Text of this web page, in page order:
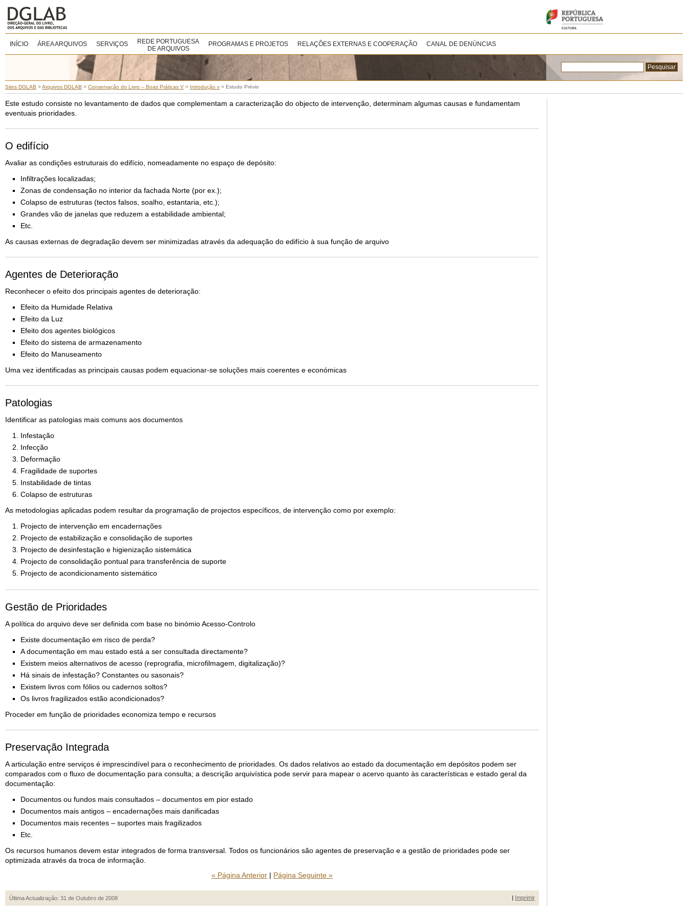
INÍCIO ÁREA ARQUIVOS SERVIÇOS
REDE PORTUGUESA
DE ARQUIVOS
PROGRAMAS E PROJETOS RELAÇÕES EXTERNAS E COOPERAÇÃO CANAL DE DENÚNCIAS
Sites DGLAB >Arquivos DGLAB > Conservação do Livro – Boas Práticas V > Introdução v > Estudo Prévio
Este estudo consiste no levantamento de dados que complementam a caracterização do objecto de intervenção, determinam algumas causas e fundamentam
eventuais prioridades.
O edifício
Avaliar as condições estruturais do edifício, nomeadamente no espaço de depósito:
Infiltrações localizadas;
Zonas de condensação no interior da fachada Norte (por ex.);
Colapso de estruturas (tectos falsos, soalho, estantaria, etc.);
Grandes vão de janelas que reduzem a estabilidade ambiental;
Etc.
As causas externas de degradação devem ser minimizadas através da adequação do edifício à sua função de arquivo
Agentes de Deterioração
Reconhecer o efeito dos principais agentes de deterioração:
Efeito da Humidade Relativa
Efeito da Luz
Efeito dos agentes biológicos
Efeito do sistema de armazenamento
Efeito do Manuseamento
Uma vez identificadas as principais causas podem equacionar-se soluções mais coerentes e económicas
Patologias
Identificar as patologias mais comuns aos documentos
Infestação
Infecção
Deformação
Fragilidade de suportes
Instabilidade de tintas
Colapso de estruturas
As metodologias aplicadas podem resultar da programação de projectos específicos, de intervenção como por exemplo:
Projecto de intervenção em encadernações
Projecto de estabilização e consolidação de suportes
Projecto de desinfestação e higienização sistemática
Projecto de consolidação pontual para transferência de suporte
Projecto de acondicionamento sistemático
Gestão de Prioridades
A política do arquivo deve ser definida com base no binómio Acesso-Controlo
Existe documentação em risco de perda?
A documentação em mau estado está a ser consultada directamente?
Existem meios alternativos de acesso (reprografia, microfilmagem, digitalização)?
Há sinais de infestação? Constantes ou sasonais?
Existem livros com fólios ou cadernos soltos?
Os livros fragilizados estão acondicionados?
Proceder em função de prioridades economiza tempo e recursos
Preservação Integrada
A articulação entre serviços é imprescindível para o reconhecimento de prioridades. Os dados relativos ao estado da documentação em depósitos podem ser
comparados com o fluxo de documentação para consulta; a descrição arquivística pode servir para mapear o acervo quanto às características e estado geral da
documentação:
Documentos ou fundos mais consultados – documentos em pior estado
Documentos mais antigos – encadernações mais danificadas
Documentos mais recentes – suportes mais fragilizados
Etc.
Os recursos humanos devem estar integrados de forma transversal. Todos os funcionários são agentes de preservação e a gestão de prioridades pode ser
optimizada através da troca de informação.
« Página Anterior | Página Seguinte »
Última Actualização: 31 de Outubro de 2008 | Imprimir